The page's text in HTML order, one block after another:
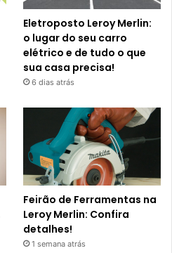
Eletroposto Leroy Merlin:
o lugar do seu carro
elétrico e de tudo o que
sua casa precisa!
6 dias atrás
Feirão de Ferramentas na
Leroy Merlin: Confira
detalhes!
1 semana atrás